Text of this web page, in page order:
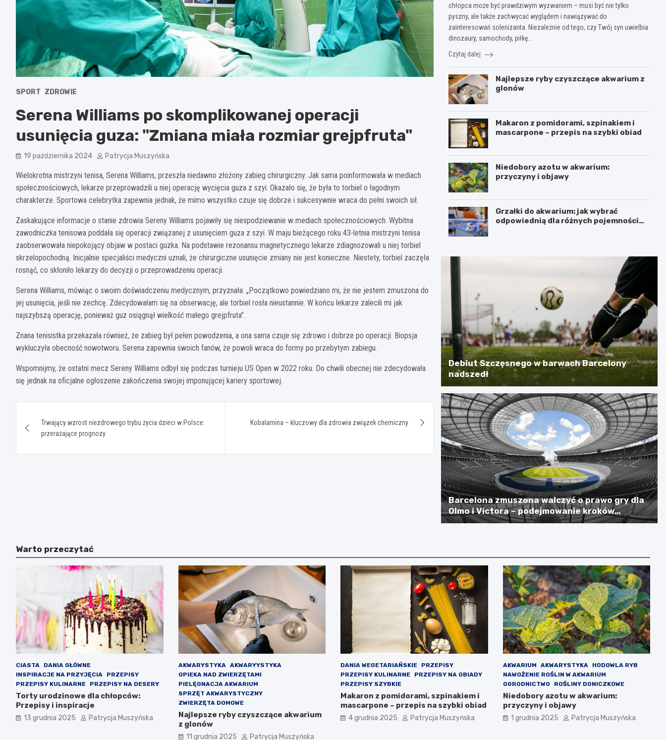
SPORT ZDROWIE
Serena Williams po skomplikowanej operacji
usunięcia guza: "Zmiana miała rozmiar grejpfruta"
19 października 2024 Patrycja Muszyńska
Wielokrotna mistrzyni tenisa, Serena Williams, przeszła niedawno złożony zabieg chirurgiczny. Jak sama poinformowała w mediach
społecznościowych, lekarze przeprowadzili u niej operację wycięcia guza z szyi. Okazało się, że była to torbiel o łagodnym
charakterze. Sportowa celebrytka zapewnia jednak, że mimo wszystko czuje się dobrze i sukcesywnie wraca do pełni swoich sił.
Zaskakujące informacje o stanie zdrowia Sereny Williams pojawiły się niespodziewanie w mediach społecznościowych. Wybitna
zawodniczka tenisowa poddała się operacji związanej z usunięciem guza z szyi. W maju bieżącego roku 43-letnia mistrzyni tenisa
zaobserwowała niepokojący objaw w postaci guzka. Na podstawie rezonansu magnetycznego lekarze zdiagnozowali u niej torbiel
skrzelopochodną. Inicjalnie specjaliści medyczni uznali, że chirurgiczne usunięcie zmiany nie jest konieczne. Niestety, torbiel zaczęła
rosnąć, co skłoniło lekarzy do decyzji o przeprowadzeniu operacji.
Serena Williams, mówiąc o swoim doświadczeniu medycznym, przyznała: „Początkowo powiedziano mi, że nie jestem zmuszona do
jej usunięcia, jeśli nie zechcę. Zdecydowałam się na obserwację, ale torbiel rosła nieustannie. W końcu lekarze zalecili mi jak
najszybszą operację, ponieważ guz osiągnął wielkość małego grejpfruta”.
Znana tenisistka przekazała również, że zabieg był pełen powodzenia, a ona sama czuje się zdrowo i dobrze po operacji. Biopsja
wykluczyła obecność nowotworu. Serena zapewnia swoich fanów, że powoli wraca do formy po przebytym zabiegu.
Wspomnijmy, że ostatni mecz Sereny Williams odbył się podczas turnieju US Open w 2022 roku. Do chwili obecnej nie zdecydowała
się jednak na oficjalne ogłoszenie zakończenia swojej imponującej kariery sportowej.
wpisu
Trwający wzrost niezdrowego trybu życia dzieci w Polsce:
przerażające prognozy
Kobalamina – kluczowy dla zdrowia związek chemiczny
chłopca może być prawdziwym wyzwaniem – musi być nie tylko
pyszny, ale także zachwycać wyglądem i nawiązywać do
zainteresowań solenizanta. Niezależnie od tego, czy Twój syn uwielbia
dinozaury, samochody, piłkę…
Czytaj dalej
Najlepsze ryby czyszczące akwarium z
glonów
Makaron z pomidorami, szpinakiem i
mascarpone – przepis na szybki obiad
Niedobory azotu w akwarium:
przyczyny i objawy
Grzałki do akwarium: jak wybrać
odpowiednią dla różnych pojemności
Debiut Szczęsnego w barwach Barcelony
nadszedł
Barcelona zmuszona walczyć o prawo gry dla
Olmo i Victora – podejmowanie kroków
prawnych jako ostatnia szansa
Warto przeczytać
CIASTA
DANIA GŁÓWNE
INSPIRACJE NA PRZYJĘCIA
PRZEPISY
PRZEPISY KULINARNE
PRZEPISY NA DESERY
Torty urodzinowe dla chłopców:
Przepisy i inspiracje
13 grudnia 2025 Patrycja Muszyńska
AKWARYSTYKA
AKWARYYSTYKA
OPIEKA NAD ZWIERZĘTAMI
PIELĘGNACJA AKWARIUM
SPRZĘT AKWARYSTYCZNY
ZWIERZĘTA DOMOWE
Najlepsze ryby czyszczące akwarium
z glonów
11 grudnia 2025 Patrycja Muszyńska
DANIA WEGETARIAŃSKIE
PRZEPISY
PRZEPISY KULINARNE
PRZEPISY NA OBIADY
PRZEPISY SZYBKIE
Makaron z pomidorami, szpinakiem i
mascarpone – przepis na szybki obiad
4 grudnia 2025 Patrycja Muszyńska
AKWARIUM AKWARYSTYKA
HODOWLA RYB
NAWOŻENIE ROŚLIN W AKWARIUM
OGRODNICTWO
ROŚLINY DONICZKOWE
Niedobory azotu w akwarium:
przyczyny i objawy
1 grudnia 2025 Patrycja Muszyńska